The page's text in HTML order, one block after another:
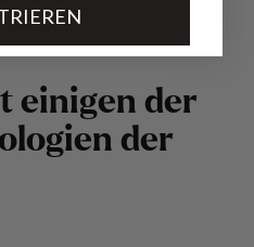
t einigen der
logien der